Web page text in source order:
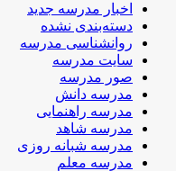
اخبار مدرسه جدید
دسته‌بندی نشده
روانشناسی مدرسه
سایت مدرسه
صور مدرسه
مدرسه دانش
مدرسه راهنمایی
مدرسه شاهد
مدرسه شبانه روزی
مدرسه معلم